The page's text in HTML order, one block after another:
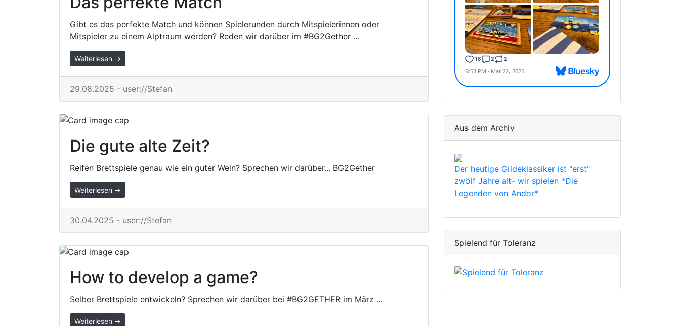
Gibt es das perfekte Match und können Spielerunden durch Mitspielerinnen oder
Mitspieler zu einem Alptraum werden? Reden wir darüber im #BG2Gether ...
Weiterlesen →
29.08.2025 - user://Stefan
Die gute alte Zeit?
Reifen Brettspiele genau wie ein guter Wein? Sprechen wir darüber... BG2Gether
Weiterlesen →
30.04.2025 - user://Stefan
How to develop a game?
Selber Brettspiele entwickeln? Sprechen wir darüber bei #BG2GETHER im März ...
Weiterlesen →
Aus dem Archiv
Der heutige Gildeklassiker ist "erst"
zwölf Jahre alt- wir spielen *Die
Legenden von Andor*
Spielend für Toleranz